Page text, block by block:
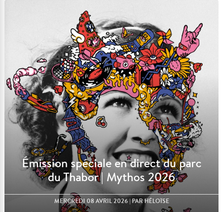
Lire l'article
Émission spéciale en direct du parc
du Thabor | Mythos 2026
MERCREDI 08 AVRIL 2026| PAR HÉLOÏSE